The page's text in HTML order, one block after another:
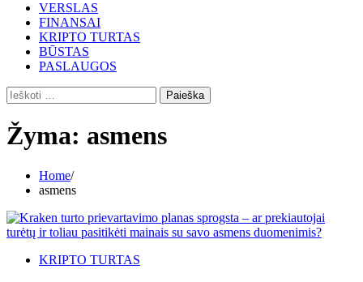
VERSLAS
FINANSAI
KRIPTO TURTAS
BŪSTAS
PASLAUGOS
Ieškoti:
Žyma: asmens
Home
asmens
KRIPTO TURTAS